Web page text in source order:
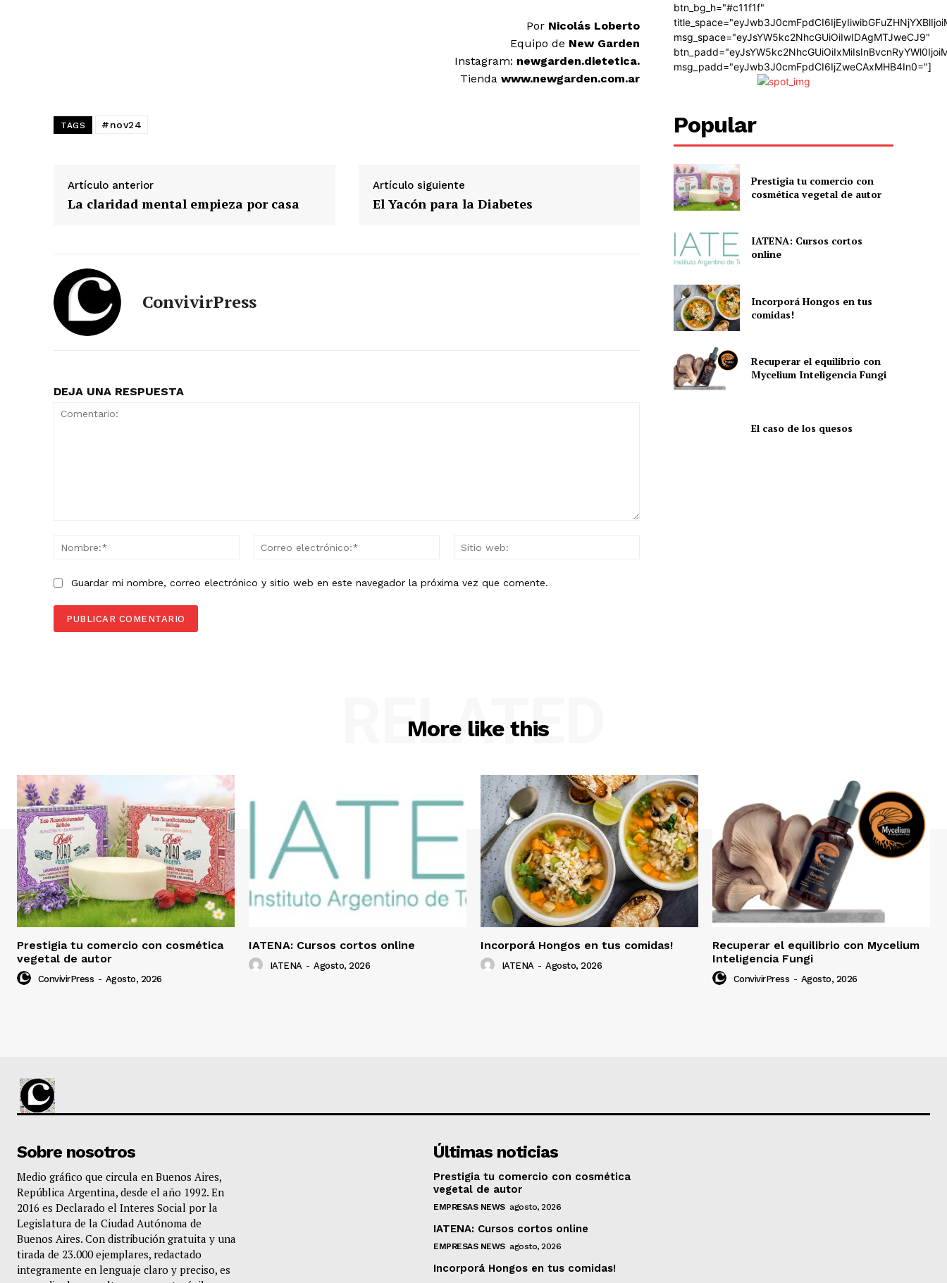
Por Nicolás Loberto
Equipo de New Garden
Instagram: newgarden.dietetica.
Tiendawww.newgarden.com.ar
TAGS #nov24
Artículo anterior
La claridad mental empieza por casa
Artículo siguiente
El Yacón para la Diabetes
ConvivirPress
DEJA UNA RESPUESTA
Nombre:*
Correo
Guardar mi nombre, correo electrónico y sitio web en este navegador la próxima vez que comente.
btn_bg_h="#c11f1f"
msg_space="eyJsYW5kc2NhcGUiOiIwIDAgMTJweCJ9"
msg_padd="eyJwb3J0cmFpdCI6IjZweCAxMHB4In0="]
Popular
Prestigia tu comercio con
cosmética vegetal de autor
IATENA: Cursos cortos
online
Incorporá Hongos en tus
comidas!
Recuperar el equilibrio con
Mycelium Inteligencia Fungi
El caso de los quesos
More like this
RELATED
Prestigia tu comercio con cosmética
vegetal de autor
ConvivirPress - Agosto, 2026
IATENA: Cursos cortos online
IATENA - Agosto, 2026
Incorporá Hongos en tus comidas!
IATENA - Agosto, 2026
Recuperar el equilibrio con Mycelium
Inteligencia Fungi
ConvivirPress - Agosto, 2026
Sobre nosotros
Medio gráfico que circula en Buenos Aires,
República Argentina, desde el año 1992. En
2016 es Declarado el Interes Social por la
Legislatura de la Ciudad Autónoma de
Buenos Aires. Con distribución gratuita y una
tirada de 23.000 ejemplares, redactado
integramente en lenguaje claro y preciso, es
Últimas noticias
Prestigia tu comercio con cosmética
vegetal de autor
EMPRESAS NEWS agosto, 2026
IATENA: Cursos cortos online
EMPRESAS NEWS agosto, 2026
Incorporá Hongos en tus comidas!